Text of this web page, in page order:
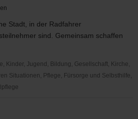
Stadt, in der Radfahrer
sind. Gemeinsam schaffen
Kinder, Jugend, Bildung, Gesellschaft, Kirche,
Situationen, Pflege, Fürsorge und Selbsthilfe,